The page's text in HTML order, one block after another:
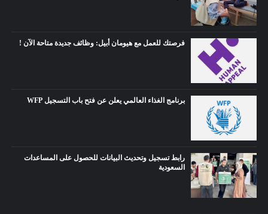
فرصتك للعمل مع هيومان أبيل: وظائف جديدة متاحة الآن !
برنامج الغذاء العالمي يعلن عن فتح باب التسجيل WFP
رابط تسجيل وتحديث البيانات للحصول على المساعدات
السعودية